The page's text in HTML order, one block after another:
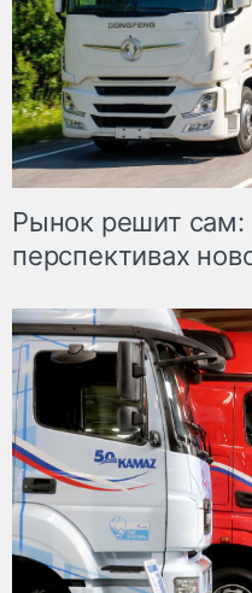
Рынок решит
перспективах